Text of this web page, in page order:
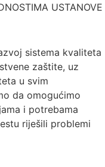
USTANOVE
sistema kvaliteta
zaštite, uz
u svim
da omogućimo
i potrebama
riješili problemi